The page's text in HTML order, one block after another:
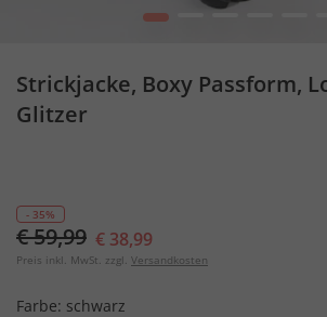
1
Strickjacke, Boxy Passform,
Glitzer
- 35%
€ 59,99 € 38,99
Preis inkl. MwSt. zzgl. Versandkosten
Farbe: schwarz